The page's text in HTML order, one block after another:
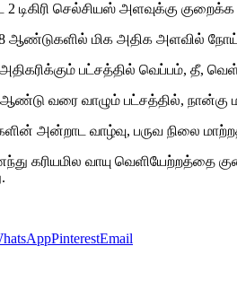
செல்சியஸ் அளவுக்கு
மிக அதிக அளவில் நோய்,
அதிகரிக்கும் பட்சத்தில் வெப்பம், தீ,
ஆண்டு வரை வாழும் பட்சத்தில்,
அன்றாட வாழ்வு, பருவ நிலை
கரியமில வாயு வெளியேற்றத்தை
PinterestEmail